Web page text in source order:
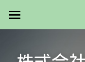
"つなぐファー